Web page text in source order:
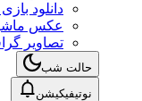
دانلود بازی
عکس
تصاویر
حالت شب
نوتیفیکیشن